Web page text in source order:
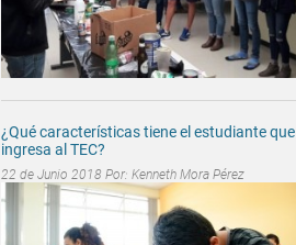
¿Qué características tiene el estudiante que
ingresa al TEC?
22 de Junio 2018 Por: Kenneth Mora Pérez